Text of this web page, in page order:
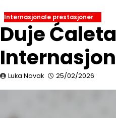
Internasjonale prestasjoner
Duje
Luka Novak 25/02/2026